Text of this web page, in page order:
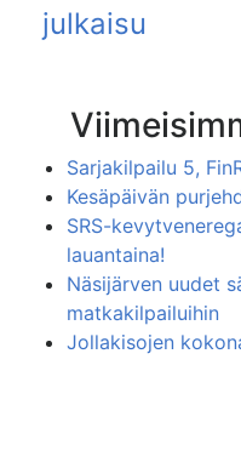
Sarjakilpailu 5,
Kesäpäivän
SRS-
lauantaina!
Näsijärven uudet
matkakilpailuihin
Jollakisojen